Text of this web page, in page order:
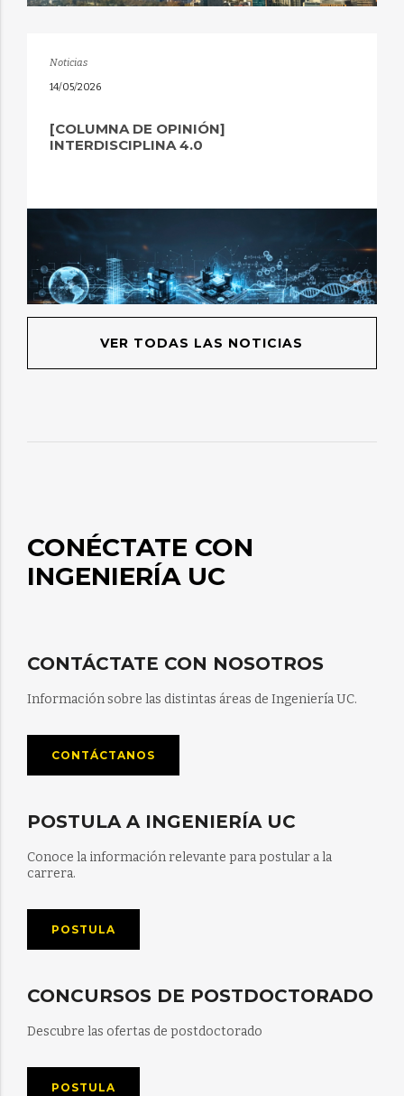
Noticias
14/05/2026
[COLUMNA DE OPINIÓN]
INTERDISCIPLINA 4.0
VER TODAS LAS NOTICIAS
CONÉCTATE CON
INGENIERÍA UC
CONTÁCTATE CON NOSOTROS
Información sobre las distintas áreas de Ingeniería UC.
CONTÁCTANOS
POSTULA A INGENIERÍA UC
Conoce la información relevante para postular a la
carrera.
POSTULA
CONCURSOS DE POSTDOCTORADO
Descubre las ofertas de postdoctorado
POSTULA